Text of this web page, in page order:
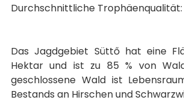
Durchschnittliche
Das Jagdgebiet Süttő hat eine
Hektar und ist zu 85 % von
geschlossene Wald ist
Bestands an Hirschen und